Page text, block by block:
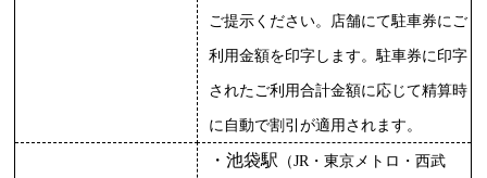
ご提示ください。店舗にて駐車券にご
利用金額を印字します。駐車券に印字
されたご利用合計金額に応じて精算時
に自動で割引が適用されます。
・池袋駅 （JR・東京メトロ・西武